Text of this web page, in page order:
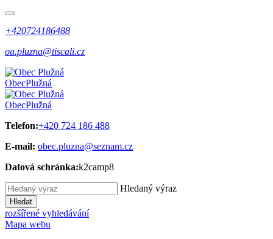
+420724186488
ou.pluzna@tiscali.cz
ObecPlužná
ObecPlužná
Telefon:+420 724 186 488
E-mail: obec.pluzna@seznam.cz
Datová schránka:k2camp8
Hledaný výraz
Hledat
rozšířené vyhledávání
Mapa webu